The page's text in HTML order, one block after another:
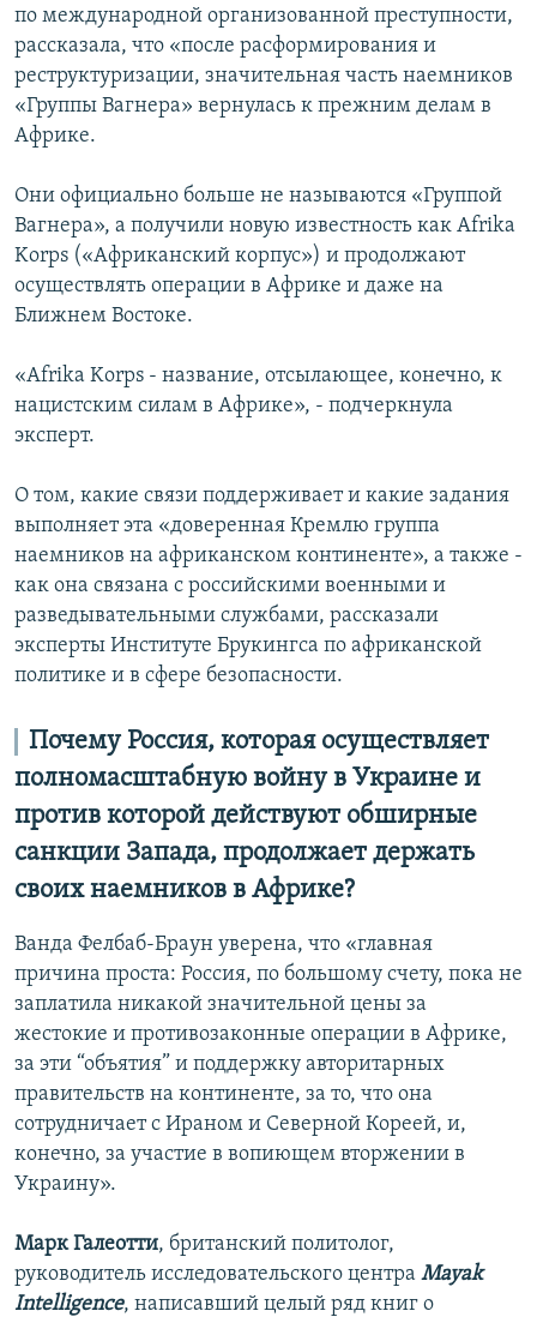
по международной организованной преступности,
рассказала, что «после расформирования и
реструктуризации, значительная часть наемников
«Группы Вагнера» вернулась к прежним делам в
Африке.
Они официально больше не называются «Группой
Вагнера», а получили новую известность как Afrika
Korps («Африканский корпус») и продолжают
осуществлять операции в Африке и даже на
Ближнем Востоке.
«Afrika Korps - название, отсылающее, конечно, к
нацистским силам в Африке», - подчеркнула
эксперт.
О том, какие связи поддерживает и какие задания
выполняет эта «доверенная Кремлю группа
наемников на африканском континенте», а также -
как она связана с российскими военными и
разведывательными службами, рассказали
эксперты Институте Брукингса по африканской
политике и в сфере безопасности.
Почему Россия, которая осуществляет
полномасштабную войну в Украине и
против которой действуют обширные
санкции Запада, продолжает держать
своих наемников в Африке?
Ванда Фелбаб-Браун уверена, что «главная
причина проста: Россия, по большому счету, пока не
заплатила никакой значительной цены за
жестокие и противозаконные операции в Африке,
за эти “объятия” и поддержку авторитарных
правительств на континенте, за то, что она
сотрудничает с Ираном и Северной Кореей, и,
конечно, за участие в вопиющем вторжении в
Украину».
Марк Галеотти, британский политолог,
руководитель исследовательского центра Mayak
Intelligence, написавший целый ряд книг о